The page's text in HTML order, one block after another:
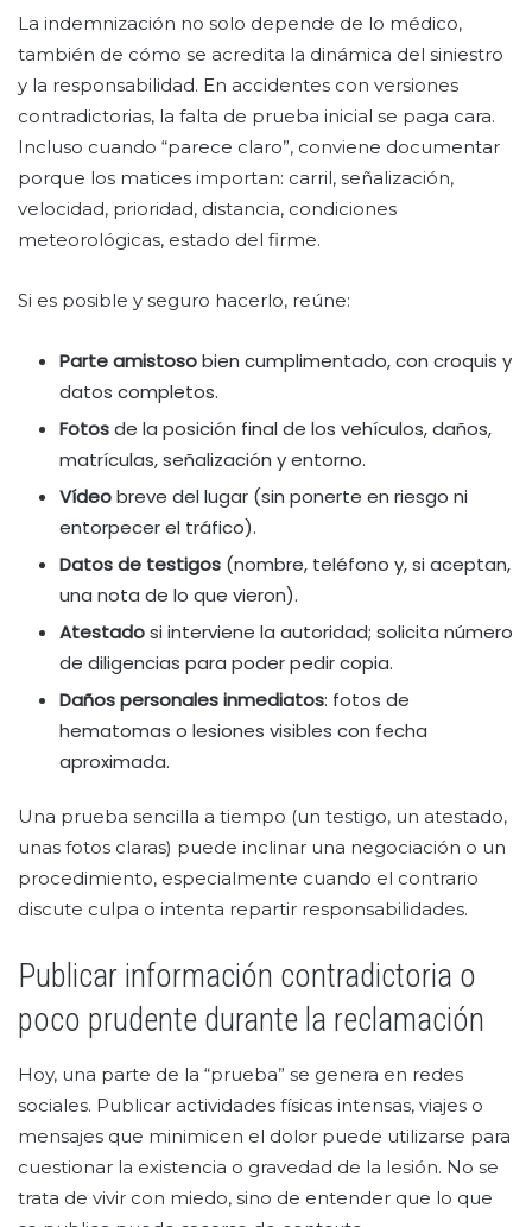
La indemnización no solo depende de lo médico,
también de cómo se acredita la dinámica del siniestro
y la responsabilidad. En accidentes con versiones
contradictorias, la falta de prueba inicial se paga cara.
Incluso cuando “parece claro”, conviene documentar
porque los matices importan: carril, señalización,
velocidad, prioridad, distancia, condiciones
meteorológicas, estado del firme.
Si es posible y seguro hacerlo, reúne:
Parte amistosobien cumplimentado, con croquis y
datos completos.
Fotosde la posición final de los vehículos, daños,
matrículas, señalización y entorno.
Vídeobreve del lugar (sin ponerte en riesgo ni
entorpecer el tráfico).
Datos de testigos (nombre, teléfono y, si aceptan,
una nota de lo que vieron).
Atestadosi interviene la autoridad; solicita número
de diligencias para poder pedir copia.
Daños personales inmediatos: fotos de
hematomas o lesiones visibles con fecha
aproximada.
Una prueba sencilla a tiempo (un testigo, un atestado,
unas fotos claras) puede inclinar una negociación o un
procedimiento, especialmente cuando el contrario
discute culpa o intenta repartir responsabilidades.
Publicar información contradictoria o
poco prudente durante la reclamación
Hoy, una parte de la “prueba” se genera en redes
sociales. Publicar actividades físicas intensas, viajes o
mensajes que minimicen el dolor puede utilizarse para
cuestionar la existencia o gravedad de la lesión. No se
trata de vivir con miedo, sino de entender que lo que